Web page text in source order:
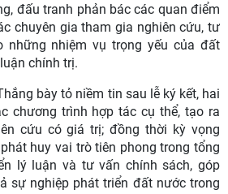
đấu tranh phản bác các quan điểm
chuyên gia tham gia nghiên cứu, tư
những nhiệm vụ trọng yếu của đất
chính trị.
bày tỏ niềm tin sau lễ ký kết, hai
chương trình hợp tác cụ thể, tạo ra
cứu có giá trị; đồng thời kỳ vọng
huy vai trò tiên phong trong tổng
lý luận và tư vấn chính sách, góp
sự nghiệp phát triển đất nước trong